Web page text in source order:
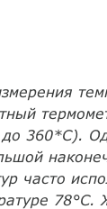
360*С).
часто